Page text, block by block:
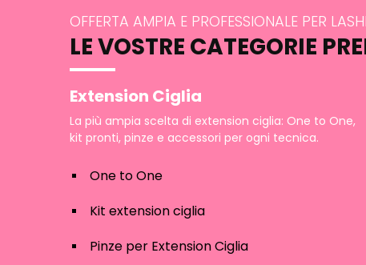
OFFERTA AMPIA E PROFESSIONALE PER
LE VOSTRE CATEGORIE
Extension Ciglia
La più ampia scelta di extension ciglia: One to One,
kit pronti, pinze e accessori per ogni tecnica.
One to One
Kit extension ciglia
Pinze per Extension Ciglia